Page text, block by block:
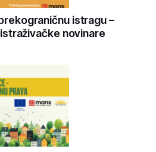
istragu –
novinare